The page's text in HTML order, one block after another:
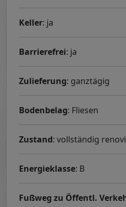
Keller: ja
Barrierefrei: ja
Zulieferung: ganztägig
Bodenbelag: Fliesen
Zustand: vollständig
Energieklasse: B
Fußweg zu Öffentl.